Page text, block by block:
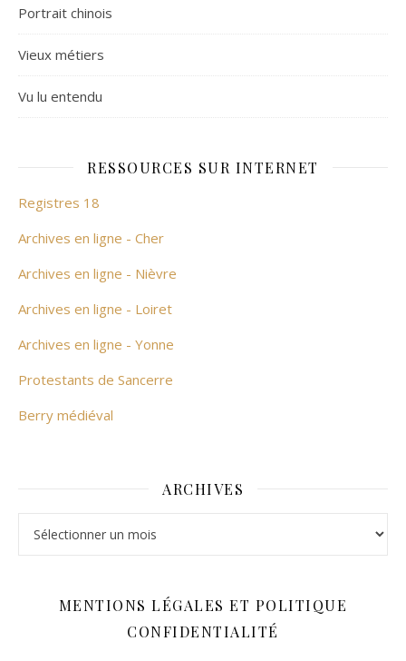
Portrait chinois
Vieux métiers
Vu lu entendu
RESSOURCES SUR INTERNET
Registres 18
Archives en ligne - Cher
Archives en ligne - Nièvre
Archives en ligne - Loiret
Archives en ligne - Yonne
Protestants de Sancerre
Berry médiéval
ARCHIVES
MENTIONS LÉGALES ET POLITIQUE
CONFIDENTIALITÉ